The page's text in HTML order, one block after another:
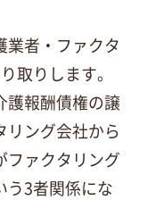
業者・ファクタ
取りします。
護報酬債権の譲
リング会社から
ファクタリング
う3者関係にな